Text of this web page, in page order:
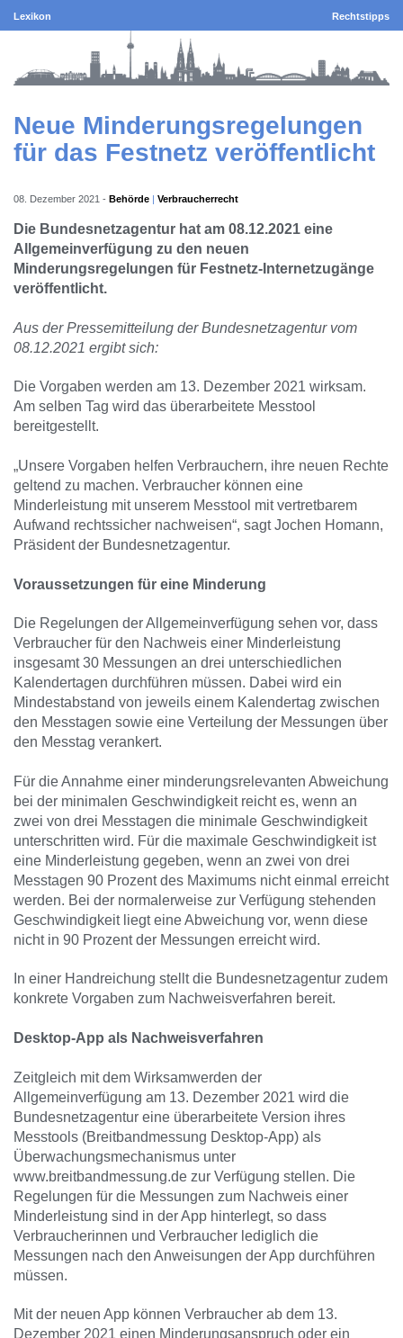
Lexikon Rechtstipps
Neue Minderungsregelungen
für das Festnetz veröffentlicht
08. Dezember 2021 - Behörde Verbraucherrecht
Die Bundesnetzagentur hat am 08.12.2021 eine
Allgemeinverfügung zu den neuen
Minderungsregelungen für Festnetz-Internetzugänge
veröffentlicht.
Aus der Pressemitteilung der Bundesnetzagentur vom
08.12.2021 ergibt sich:
Die Vorgaben werden am 13. Dezember 2021 wirksam.
Am selben Tag wird das überarbeitete Messtool
bereitgestellt.
„Unsere Vorgaben helfen Verbrauchern, ihre neuen Rechte
geltend zu machen. Verbraucher können eine
Minderleistung mit unserem Messtool mit vertretbarem
Aufwand rechtssicher nachweisen“, sagt Jochen Homann,
Präsident der Bundesnetzagentur.
Voraussetzungen für eine Minderung
Die Regelungen der Allgemeinverfügung sehen vor, dass
Verbraucher für den Nachweis einer Minderleistung
insgesamt 30 Messungen an drei unterschiedlichen
Kalendertagen durchführen müssen. Dabei wird ein
Mindestabstand von jeweils einem Kalendertag zwischen
den Messtagen sowie eine Verteilung der Messungen über
den Messtag verankert.
Für die Annahme einer minderungsrelevanten Abweichung
bei der minimalen Geschwindigkeit reicht es, wenn an
zwei von drei Messtagen die minimale Geschwindigkeit
unterschritten wird. Für die maximale Geschwindigkeit ist
eine Minderleistung gegeben, wenn an zwei von drei
Messtagen 90 Prozent des Maximums nicht einmal erreicht
werden. Bei der normalerweise zur Verfügung stehenden
Geschwindigkeit liegt eine Abweichung vor, wenn diese
nicht in 90 Prozent der Messungen erreicht wird.
In einer Handreichung stellt die Bundesnetzagentur zudem
konkrete Vorgaben zum Nachweisverfahren bereit.
Desktop-App als Nachweisverfahren
Zeitgleich mit dem Wirksamwerden der
Allgemeinverfügung am 13. Dezember 2021 wird die
Bundesnetzagentur eine überarbeitete Version ihres
Messtools (Breitbandmessung Desktop-App) als
Überwachungsmechanismus unter
www.breitbandmessung.de zur Verfügung stellen. Die
Regelungen für die Messungen zum Nachweis einer
Minderleistung sind in der App hinterlegt, so dass
Verbraucherinnen und Verbraucher lediglich die
Messungen nach den Anweisungen der App durchführen
müssen.
Mit der neuen App können Verbraucher ab dem 13.
Dezember 2021 einen Minderungsanspruch oder ein